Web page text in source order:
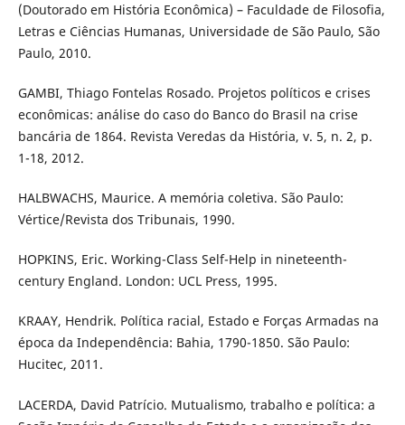
(Doutorado em História Econômica) – Faculdade de Filosofia,
Letras e Ciências Humanas, Universidade de São Paulo, São
Paulo, 2010.
GAMBI, Thiago Fontelas Rosado. Projetos políticos e crises
econômicas: análise do caso do Banco do Brasil na crise
bancária de 1864. Revista Veredas da História, v. 5, n. 2, p.
1-18, 2012.
HALBWACHS, Maurice. A memória coletiva. São Paulo:
Vértice/Revista dos Tribunais, 1990.
HOPKINS, Eric. Working-Class Self-Help in nineteenth-
century England. London: UCL Press, 1995.
KRAAY, Hendrik. Política racial, Estado e Forças Armadas na
época da Independência: Bahia, 1790-1850. São Paulo:
Hucitec, 2011.
LACERDA, David Patrício. Mutualismo, trabalho e política: a